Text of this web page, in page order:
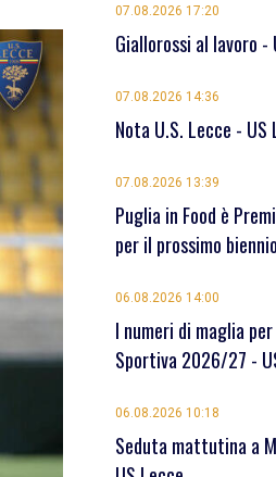
07.08.2026 17:20
Giallorossi al lavoro -
07.08.2026 14:36
Nota U.S. Lecce - US
07.08.2026 13:39
Puglia in Food è
per il prossimo
06.08.2026 14:00
I numeri di maglia
Sportiva 2026/27 -
06.08.2026 10:18
Seduta mattutina a